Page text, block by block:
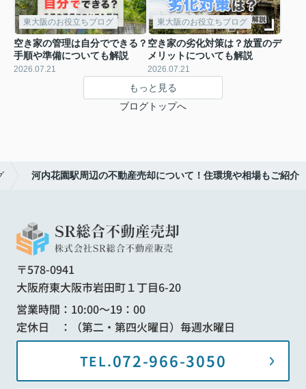
東大阪のお役立ちブログ
空き家の管理は自分でできる？
手順や準備についても解説
2026.07.21
東大阪のお役立ちブログ
空き家の劣化対策は？放置のデ
メリットについても解説
2026.07.21
もっと見る
ブログトップへ
河内花園駅周辺の不動産売却について！住環境や相場もご紹介
〒578-0941
大阪府東大阪市岩田町１丁目6-20
営業時間：10:00～19：00
定休日 ：（第二・第四火曜日）毎週水曜日
TEL.072-966-3050